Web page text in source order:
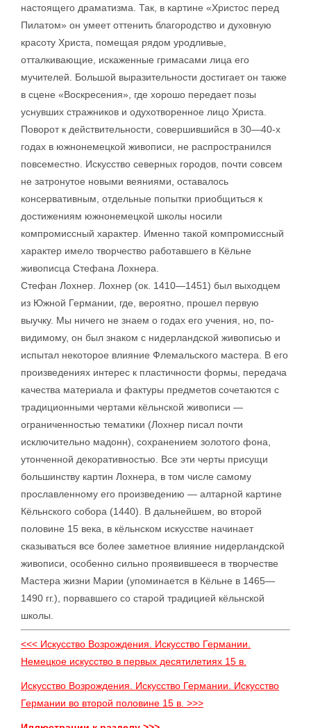
настоящего драматизма. Так, в картине «Христос перед
Пилатом» он умеет оттенить благородство и духовную
красоту Христа, помещая рядом уродливые,
отталкивающие, искаженные гримасами лица его
мучителей. Большой выразительности достигает он также
в сцене «Воскресения», где хорошо передает позы
уснувших стражников и одухотворенное лицо Христа.
Поворот к действительности, совершившийся в 30—40-х
годах в южнонемецкой живописи, не распространился
повсеместно. Искусство северных городов, почти совсем
не затронутое новыми веяниями, оставалось
консервативным, отдельные попытки приобщиться к
достижениям южнонемецкой школы носили
компромиссный характер. Именно такой компромиссный
характер имело творчество работавшего в Кёльне
живописца Стефана Лохнера.
Стефан Лохнер. Лохнер (ок. 1410—1451) был выходцем
из Южной Германии, где, вероятно, прошел первую
выучку. Мы ничего не знаем о годах его учения, но, по-
видимому, он был знаком с нидерландской живописью и
испытал некоторое влияние Флемальского мастера. В его
произведениях интерес к пластичности формы, передача
качества материала и фактуры предметов сочетаются с
традиционными чертами кёльнской живописи —
ограниченностью тематики (Лохнер писал почти
исключительно мадонн), сохранением золотого фона,
утонченной декоративностью. Все эти черты присущи
большинству картин Лохнера, в том числе самому
прославленному его произведению — алтарной картине
Кёльнского собора (1440). В дальнейшем, во второй
половине 15 века, в кёльнском искусстве начинает
сказываться все более заметное влияние нидерландской
живописи, особенно сильно проявившееся в творчестве
Мастера жизни Марии (упоминается в Кёльне в 1465—
1490 гг.), порвавшего со старой традицией кёльнской
школы.
<<< Искусство Возрождения. Искусство Германии.
Немецкое искусство в первых десятилетиях 15 в.
Искусство Возрождения. Искусство Германии. Искусство
Германии во второй половине 15 в. >>>